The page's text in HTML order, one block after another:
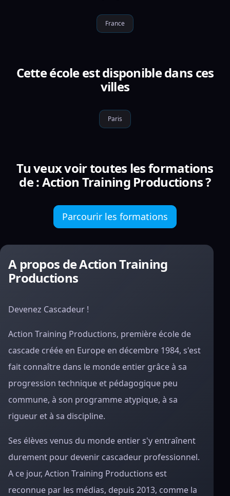
France
Cette école est disponible dans ces
villes
Paris
Tu veux voir toutes les formations
de : Action Training Productions ?
Parcourir les formations
A propos de Action Training
Productions
Devenez Cascadeur !
Action Training Productions, première école de
cascade créée en Europe en décembre 1984, s'est
fait connaître dans le monde entier grâce à sa
progression technique et pédagogique peu
commune, à son programme atypique, à sa
rigueur et à sa discipline.
Ses élèves venus du monde entier s'y entraînent
durement pour devenir cascadeur professionnel.
A ce jour, Action Training Productions est
reconnue par les médias, depuis 2013, comme la